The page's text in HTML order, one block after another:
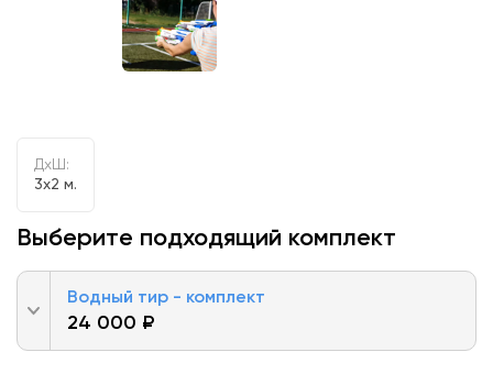
ДxШ:
3x2 м.
Выберите подходящий комплект
Водный тир - комплект
24 000 ₽